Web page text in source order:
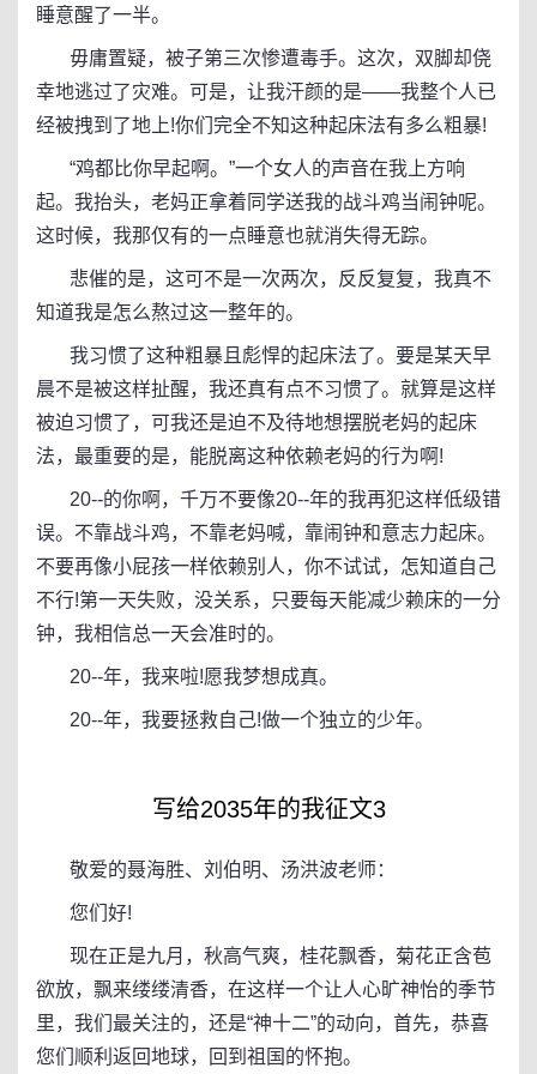
睡意醒了一半。
毋庸置疑，被子第三次惨遭毒手。这次，双脚却侥
幸地逃过了灾难。可是，让我汗颜的是——我整个人已
经被拽到了地上!你们完全不知这种起床法有多么粗暴!
“鸡都比你早起啊。”一个女人的声音在我上方响
起。我抬头，老妈正拿着同学送我的战斗鸡当闹钟呢。
这时候，我那仅有的一点睡意也就消失得无踪。
悲催的是，这可不是一次两次，反反复复，我真不
知道我是怎么熬过这一整年的。
我习惯了这种粗暴且彪悍的起床法了。要是某天早
晨不是被这样扯醒，我还真有点不习惯了。就算是这样
被迫习惯了，可我还是迫不及待地想摆脱老妈的起床
法，最重要的是，能脱离这种依赖老妈的行为啊!
20--的你啊，千万不要像20--年的我再犯这样低级错
误。不靠战斗鸡，不靠老妈喊，靠闹钟和意志力起床。
不要再像小屁孩一样依赖别人，你不试试，怎知道自己
不行!第一天失败，没关系，只要每天能减少赖床的一分
钟，我相信总一天会准时的。
20--年，我来啦!愿我梦想成真。
20--年，我要拯救自己!做一个独立的少年。
写给2035年的我征文3
敬爱的聂海胜、刘伯明、汤洪波老师：
您们好!
现在正是九月，秋高气爽，桂花飘香，菊花正含苞
欲放，飘来缕缕清香，在这样一个让人心旷神怡的季节
里，我们最关注的，还是“神十二”的动向，首先，恭喜
您们顺利返回地球，回到祖国的怀抱。